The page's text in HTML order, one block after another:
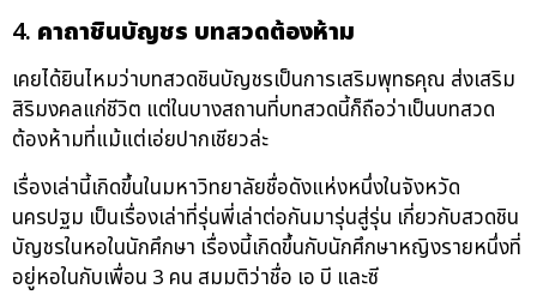
4. คาถาชินบัญชร บทสวดต้องห้าม
เคยได้ยินไหมว่าบทสวดชินบัญชรเป็นการเสริมพุทธคุณ ส่งเสริม
สิริมงคลแก่ชีวิต แต่ในบางสถานที่บทสวดนี้ก็ถือว่าเป็นบทสวด
ต้องห้ามที่แม้แต่เอ่ยปากเชียวล่ะ
เรื่องเล่านี้เกิดขึ้นในมหาวิทยาลัยชื่อดังแห่งหนึ่งในจังหวัด
นครปฐม เป็นเรื่องเล่าที่รุ่นพี่เล่าต่อกันมารุ่นสู่รุ่น เกี่ยวกับสวดชิน
บัญชรในหอในนักศึกษา เรื่องนี้เกิดขึ้นกับนักศึกษาหญิงรายหนึ่งที่
อยู่หอในกับเพื่อน 3 คน สมมติว่าชื่อ เอ บี และซี